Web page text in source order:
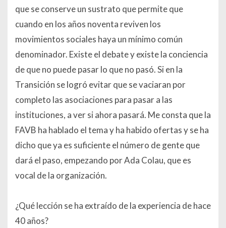
que se conserve un sustrato que permite que
cuando en los años noventa reviven los
movimientos sociales haya un mínimo común
denominador. Existe el debate y existe la conciencia
de que no puede pasar lo que no pasó. Si en la
Transición se logró evitar que se vaciaran por
completo las asociaciones para pasar a las
instituciones, a ver si ahora pasará. Me consta que la
FAVB ha hablado el tema y ha habido ofertas y se ha
dicho que ya es suficiente el número de gente que
dará el paso, empezando por Ada Colau, que es
vocal de la organización.
¿Qué lección se ha extraído de la experiencia de hace
40 años?